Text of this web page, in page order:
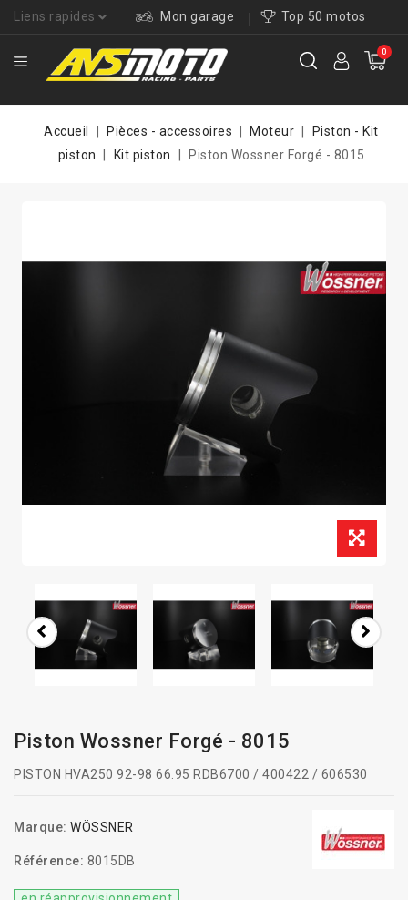
Liens rapides Mon garage Top 50 motos
0
Accueil Pièces - accessoires Moteur
Piston - Kit
piston
Kit piston Piston Wossner Forgé - 8015
Piston Wossner Forgé - 8015
PISTON HVA250 92-98 66.95 RDB6700 / 400422 / 606530
Marque: WÖSSNER
Référence: 8015DB